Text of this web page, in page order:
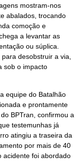
mostram-nos
abalados, trocando
comoção e
a levantar as
ou súplica.
desobstruir a via,
sob o impacto
equipe do Batalhão
e prontamente
BPTran, confirmou a
testemunhas já
atingiu a traseira da
por mais de 40
acidente foi abordado